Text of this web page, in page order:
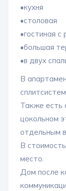
•кухня
•столовая
•гостиная
•большая
•в двух
В
Также есть
цокольном
отдельным
В
место.
Дом после